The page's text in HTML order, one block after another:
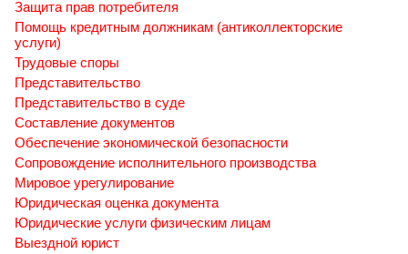
Защита прав потребителя
Помощь кредитным должникам (антиколлекторские
услуги)
Трудовые споры
Представительство
Представительство в суде
Составление документов
Обеспечение экономической безопасности
Сопровождение исполнительного производства
Мировое урегулирование
Юридическая оценка документа
Юридические услуги физическим лицам
Выездной юрист